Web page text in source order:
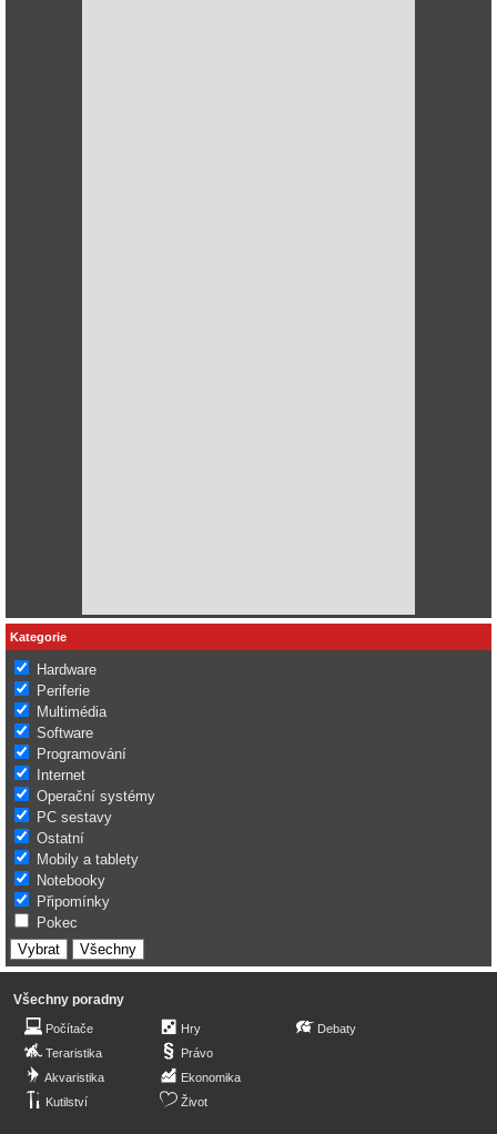
Kategorie
Hardware
Periferie
Multimédia
Software
Programování
Internet
Operační systémy
PC sestavy
Ostatní
Mobily a tablety
Notebooky
Připomínky
Pokec
Všechny poradny
Počítače
Teraristika
Akvaristika
Kutilství
Hry
Právo
Ekonomika
Život
Debaty